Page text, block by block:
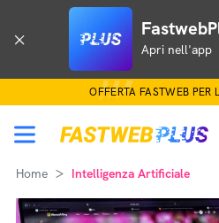
Apri nell'app
OFFERTA FASTWEB PER
Home Intelligenza Artificiale